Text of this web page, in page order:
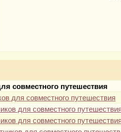
совместного путешествия
для совместного путешествия
для совместного
для совместного